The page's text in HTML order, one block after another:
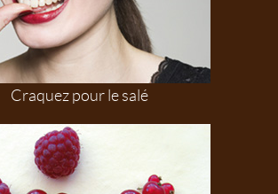
Craquez pour le salé